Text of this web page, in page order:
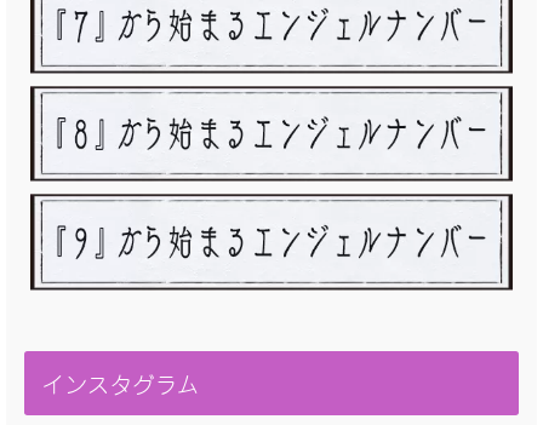
インスタグラム